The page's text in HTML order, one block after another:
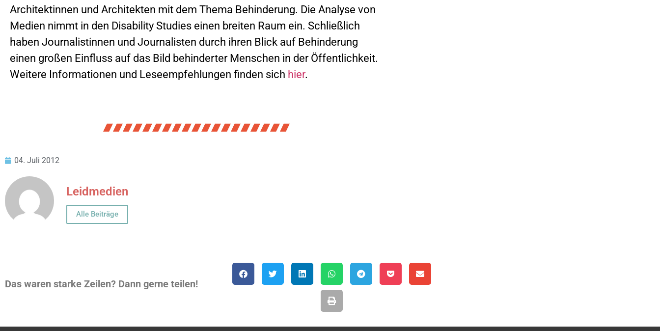
Architektinnen und Architekten mit dem Thema Behinderung. Die Analyse von
Medien nimmt in den Disability Studies einen breiten Raum ein. Schließlich
haben Journalistinnen und Journalisten durch ihren Blick auf Behinderung
einen großen Einfluss auf das Bild behinderter Menschen in der Öffentlichkeit.
Weitere Informationen und Leseempfehlungen finden sich hier.
04. Juli 2012
Leidmedien
Alle Beiträge
Das waren starke Zeilen? Dann gerne teilen!